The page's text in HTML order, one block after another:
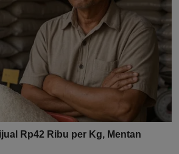
Rp42 Ribu per Kg, Mentan